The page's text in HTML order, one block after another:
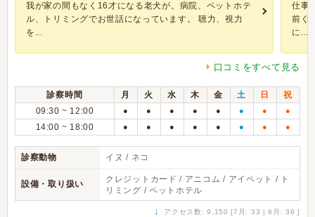
我が家の間もなく16才になる老犬が。病院、ペットホテ
ル、トリミングでお世話になっています。 聴力、視力
を...
仕事
前ぐ
に...
口コミをすべて見る
診察時間 月 火 水 木 金 土 日
祝
09:30 ~ 12:00
● ● ● ● ● ● ● ●
14:00 ~ 18:00 ● ● ● ● ● ● ● ●
診察動物 イヌ / ネコ
設備・取り扱い
クレジットカード / アニコム / アイペット / ト
リミング / ペットホテル
↓ アクセス数: 9,150 [7月: 33 | 6月: 36 ]